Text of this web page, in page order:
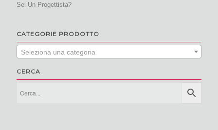
Sei Un Progettista?
CATEGORIE PRODOTTO
Seleziona una categoria
CERCA